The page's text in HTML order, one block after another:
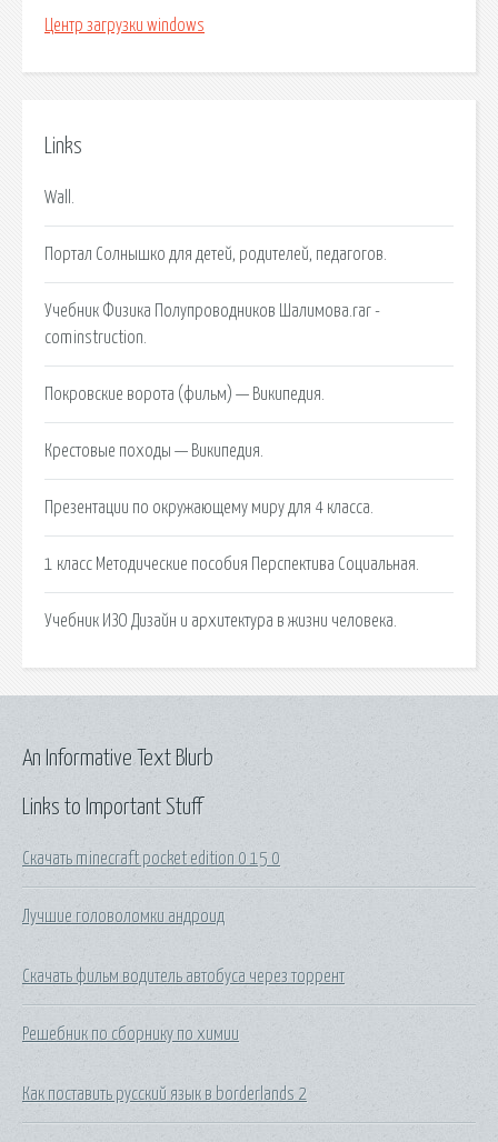
Центр загрузки windows
Links
Wall.
Портал Солнышко для детей, родителей, педагогов.
Учебник Физика Полупроводников Шалимова.rar -
cominstruction.
Покровские ворота (фильм) — Википедия.
Крестовые походы — Википедия.
Презентации по окружающему миру для 4 класса.
1 класс Методические пособия Перспектива Социальная.
Учебник ИЗО Дизайн и архитектура в жизни человека.
Links to Important Stuff
Скачать minecraft pocket edition 0 15 0
Лучшие головоломки андроид
Скачать фильм водитель автобуса через торрент
Решебник по сборнику по химии
Как поставить русский язык в borderlands 2
An Informative Text Blurb